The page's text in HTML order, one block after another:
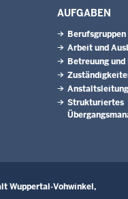
AUFGABEN
Berufsgruppen
Arbeit und
Betreuung
Anstaltsleitung
Strukturiertes
Wuppertal-Vohwinkel,